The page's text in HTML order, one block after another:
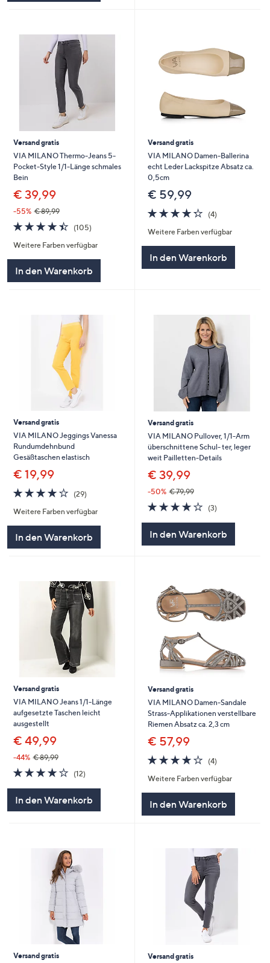
Versand gratis
VIA MILANO Thermo-Jeans 5-
Pocket-Style 1/1-Länge schmales
Bein
€ 39,99
-55% € 89,99
4.4
von
5
(105)
Weitere Farben verfügbar
In den Warenkorb
Versand gratis
VIA MILANO Damen-Ballerina
echt Leder Lackspitze Absatz ca.
0,5cm
€ 59,99
4.2
von
5
(4)4
Weitere Farben verfügbar
In den Warenkorb
Versand gratis
VIA MILANO Jeggings Vanessa
Rundumdehnbund
Gesäßtaschen elastisch
€ 19,99
4.1
von
5
(29)
Weitere Farben verfügbar
In den Warenkorb
Versand gratis
VIA MILANO Pullover, 1/1-Arm
überschnittene Schul- ter, leger
weit Pailletten-Details
€ 39,99
-50% € 79,99
4.0
von
5
(3)
In den Warenkorb
Versand gratis
VIA MILANO Jeans 1/1-Länge
aufgesetzte Taschen leicht
ausgestellt
€ 49,99
-44% € 89,99
3.9
von
(12)
In den Warenkorb
Versand gratis
VIA MILANO Damen-Sandale
Strass-Applikationen verstellbare
Riemen Absatz ca. 2,3 cm
€ 57,99
3.8
von
5
(4)
Weitere Farben verfügbar
In den Warenkorb
Versand gratis
Versand gratis